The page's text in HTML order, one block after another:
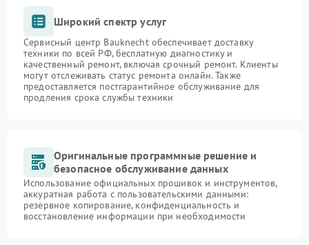
Широкий спектр услуг
Сервисный центр Bauknecht обеспечивает доставку
техники по всей РФ, бесплатную диагностику и
качественный ремонт, включая срочный ремонт. Клиенты
могут отслеживать статус ремонта онлайн. Также
предоставляется постгарантийное обслуживание для
продления срока службы техники
Оригинальные программные решение и
безопасное обслуживание данных
Использование официальных прошивок и инструментов,
аккуратная работа с пользовательскими данными:
резервное копирование, конфиденциальность и
восстановление информации при необходимости